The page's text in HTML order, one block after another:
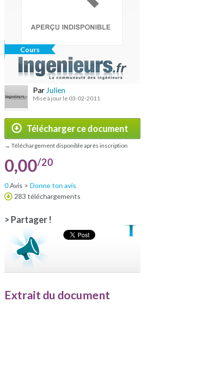
Cours
Par Julien
Mise à jour le 03-02-2011
Télécharger ce document
→ Téléchargement disponible après inscription
0,00/20
0Avis > Donne ton avis
283 téléchargements
> Partager !
Extrait du document